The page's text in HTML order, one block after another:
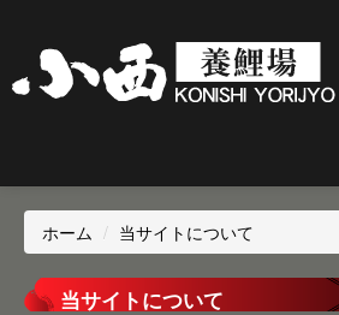
ログイン
ホーム / 当サイトについて
当サイトについて